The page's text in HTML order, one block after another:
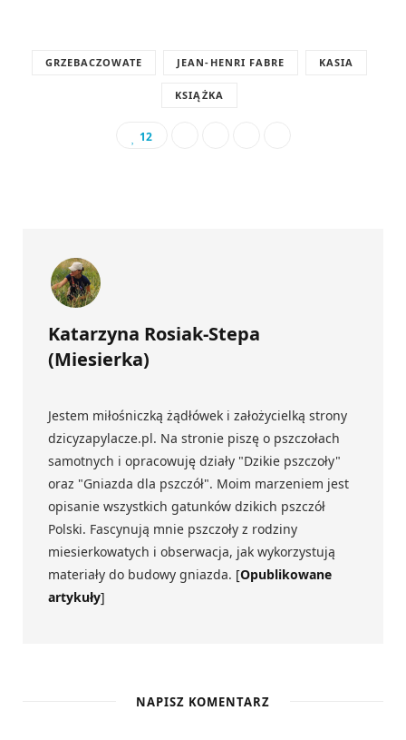
GRZEBACZOWATE JEAN-HENRI FABRE KASIA
KSIĄŻKA
12
Katarzyna Rosiak-Stepa
(Miesierka)
Jestem miłośniczką żądłówek i założycielką strony
dzicyzapylacze.pl. Na stronie piszę o pszczołach
samotnych i opracowuję działy "Dzikie pszczoły"
oraz "Gniazda dla pszczół". Moim marzeniem jest
opisanie wszystkich gatunków dzikich pszczół
Polski. Fascynują mnie pszczoły z rodziny
miesierkowatych i obserwacja, jak wykorzystują
materiały do budowy gniazda. [Opublikowane
artykuły]
NAPISZ KOMENTARZ